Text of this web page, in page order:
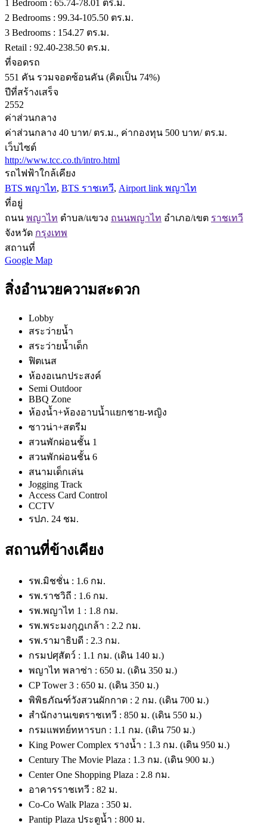
1 Bedroom : 65.74-78.01 ตร.ม.
2 Bedrooms : 99.34-105.50 ตร.ม.
3 Bedrooms : 154.27 ตร.ม.
Retail : 92.40-238.50 ตร.ม.
ที่จอดรถ
551 คัน รวมจอดซ้อนคัน (คิดเป็น 74%)
ปีที่สร้างเสร็จ
2552
ค่าส่วนกลาง
ค่าส่วนกลาง 40 บาท/ ตร.ม., ค่ากองทุน 500 บาท/ ตร.ม.
เว็บไซต์
http://www.tcc.co.th/intro.html
รถไฟฟ้าใกล้เคียง
BTS พญาไท, BTS ราชเทวี, Airport link พญาไท
ที่อยู่
ถนน พญาไท ตำบล/แขวง ถนนพญาไท อำเภอ/เขต ราชเทวี
จังหวัด กรุงเทพ
สถานที่
Google Map
สิ่งอำนวยความสะดวก
Lobby
สระว่ายน้ำ
สระว่ายน้ำเด็ก
ฟิตเนส
ห้องอเนกประสงค์
Semi Outdoor
BBQ Zone
ห้องน้ำ+ห้องอาบน้ำแยกชาย-หญิง
ซาวน่า+สตรีม
สวนพักผ่อนชั้น 1
สวนพักผ่อนชั้น 6
สนามเด็กเล่น
Jogging Track
Access Card Control
CCTV
รปภ. 24 ชม.
สถานที่ข้างเคียง
รพ.มิชชั่น : 1.6 กม.
รพ.ราชวิถี : 1.6 กม.
รพ.พญาไท 1 : 1.8 กม.
รพ.พระมงกุฎเกล้า : 2.2 กม.
รพ.รามาธิบดี : 2.3 กม.
กรมปศุสัตว์ : 1.1 กม. (เดิน 140 ม.)
พญาไท พลาซ่า : 650 ม. (เดิน 350 ม.)
CP Tower 3 : 650 ม. (เดิน 350 ม.)
พิพิธภัณฑ์วังสวนผักกาด : 2 กม. (เดิน 700 ม.)
สำนักงานเขตราชเทวี : 850 ม. (เดิน 550 ม.)
กรมแพทย์ทหารบก : 1.1 กม. (เดิน 750 ม.)
King Power Complex รางน้ำ : 1.3 กม. (เดิน 950 ม.)
Century The Movie Plaza : 1.3 กม. (เดิน 900 ม.)
Center One Shopping Plaza : 2.8 กม.
อาคารราชเทวี : 82 ม.
Co-Co Walk Plaza : 350 ม.
Pantip Plaza ประตูน้ำ : 800 ม.